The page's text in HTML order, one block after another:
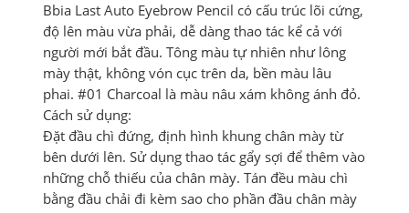
Bbia Last Auto Eyebrow Pencil có cấu trúc lõi cứng,
độ lên màu vừa phải, dễ dàng thao tác kể cả với
người mới bắt đầu. Tông màu tự nhiên như lông
mày thật, không vón cục trên da, bền màu lâu
phai. #01 Charcoal là màu nâu xám không ánh đỏ.
Cách sử dụng:
Đặt đầu chì đứng, định hình khung chân mày từ
bên dưới lên. Sử dụng thao tác gẩy sợi để thêm vào
những chỗ thiếu của chân mày. Tán đều màu chì
bằng đầu chải đi kèm sao cho phần đầu chân mày